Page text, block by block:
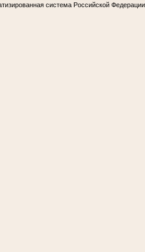
система Российской